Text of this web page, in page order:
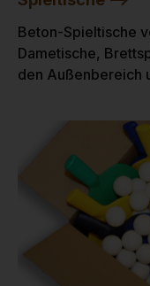
Beton-Spieltische
Dametische,
den Außenbereich